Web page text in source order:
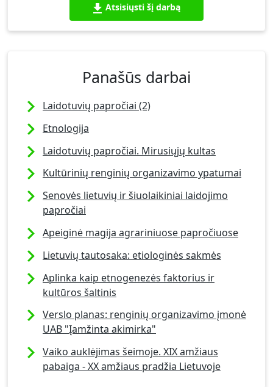
Atsisiųsti šį darbą
Panašūs darbai
Laidotuvių papročiai (2)
Etnologija
Laidotuvių papročiai. Mirusiųjų kultas
Kultūrinių renginių organizavimo ypatumai
Senovės lietuvių ir šiuolaikiniai laidojimo
papročiai
Apeiginė magija agrariniuose papročiuose
Lietuvių tautosaka: etiologinės sakmės
Aplinka kaip etnogenezės faktorius ir
kultūros šaltinis
Verslo planas: renginių organizavimo įmonė
UAB "Įamžinta akimirka"
Vaiko auklėjimas šeimoje. XIX amžiaus
pabaiga - XX amžiaus pradžia Lietuvoje